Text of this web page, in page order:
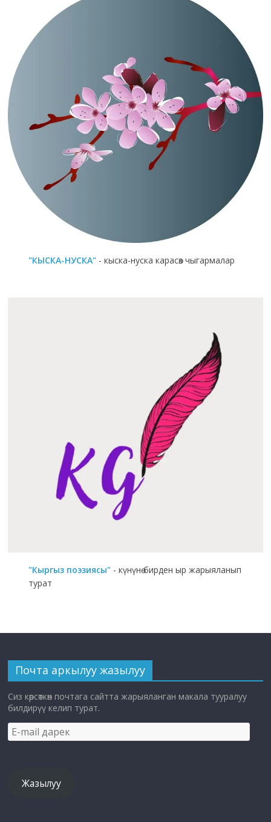
"КЫСКА-НУСКА" - кыска-нуска карасөз чыгармалар
"Кыргыз поэзиясы" - күнүнө бирден ыр жарыяланып
турат
Почта аркылуу жазылуу
Сиз көрсөткөн почтага сайтта жарыяланган макала тууралуу
билдирүү келип турат.
E-
mail
Жазылуу